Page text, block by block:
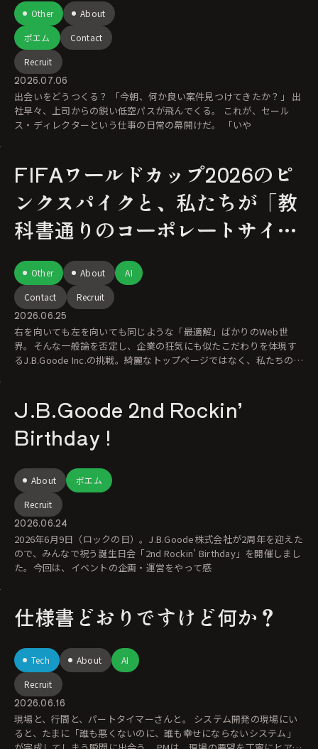
Other
About
ポエム
Contact
Recruit
2026.07.06
出会いをどうつくる？ 「今朝、何か良い案件見つけてきたか？」 出
社早々、上司からの鋭い低空パスが飛んでくる。 これが、セール
ス・ディレクターという仕事の日常の幕開けだ。 「いや
FIFAワールドカップ2026のピ
ンクスパイクと、私たちが「教
科書通りのコーポレートサイ
ト」ではない理由
Other About
AI
Contact
Recruit
2026.06.25
右を向いても左を向いても同じような「最適解」ばかりのWeb世
界。そんな一般論を否定し、企業の狂気にも似たこだわりを体現す
るJ.B.Goode Inc.の挑戦。綺麗なトップページではなく、私たちの剥
J.B.Goode 2nd Rockin’
Birthday !
About
ポエム
Recruit
2026.06.24
2026年6月9日（ロックの日）。J.B.Goode株式会社が2周年を迎えた
ので、みんなで祝う誕生日会「2nd Rockin' Birthday」を開催しまし
た。今回は、イベントの企画・運営をやって感
仕様書どおりですけど何か？
Tech About
AI
Recruit
2026.06.16
現場と、行間と、パートタイマーさんと。 システム開発の現場にい
ると、たまに「誰も悪くないのに、誰も幸せにならないシステム」